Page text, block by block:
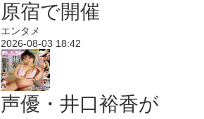
原宿で開催
エンタメ
2026-08-03 18:42
声優・井口裕香が